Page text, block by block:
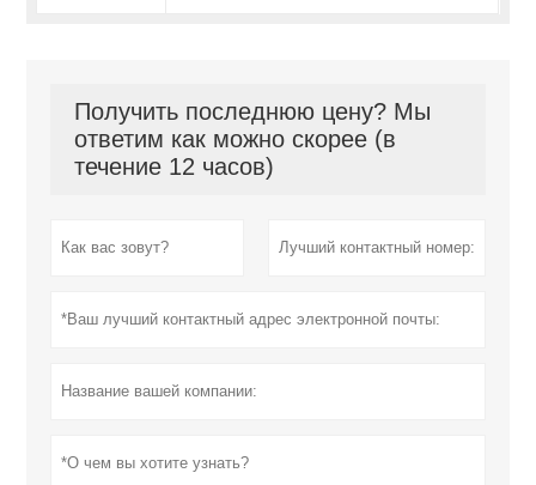
Получить последнюю цену? Мы
ответим как можно скорее (в
течение 12 часов)